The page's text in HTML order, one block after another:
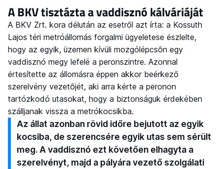
A BKV tisztázta a vaddisznó kálváriáját
A BKV Zrt. kora délután az esetről azt írta: a Kossuth
Lajos téri metróállomás forgalmi ügyeletese észlelte,
hogy az egyik, üzemen kívüli mozgólépcsőn egy
vaddisznó megy lefelé a peronszintre. Azonnal
értesítette az állomásra éppen akkor beérkező
szerelvény vezetőjét, aki arra kérte a peronon
tartózkodó utasokat, hogy a biztonságuk érdekében
szálljanak vissza a metrókocsikba.
Az állat azonban rövid időre bejutott az egyik
kocsiba, de szerencsére egyik utas sem sérült
meg. A vaddisznó ezt követően elhagyta a
szerelvényt, majd a pályára vezető szolgálati